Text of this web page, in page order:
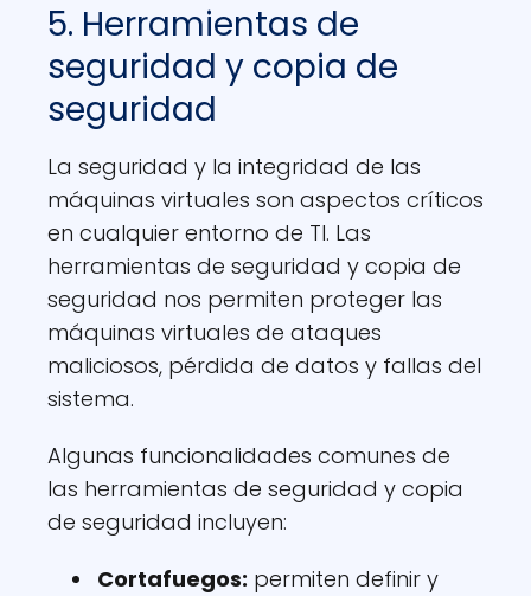
5. Herramientas de
seguridad y copia de
seguridad
La seguridad y la integridad de las
máquinas virtuales son aspectos críticos
en cualquier entorno de TI. Las
herramientas de seguridad y copia de
seguridad nos permiten proteger las
máquinas virtuales de ataques
maliciosos, pérdida de datos y fallas del
sistema.
Algunas funcionalidades comunes de
las herramientas de seguridad y copia
de seguridad incluyen:
Cortafuegos: permiten definir y